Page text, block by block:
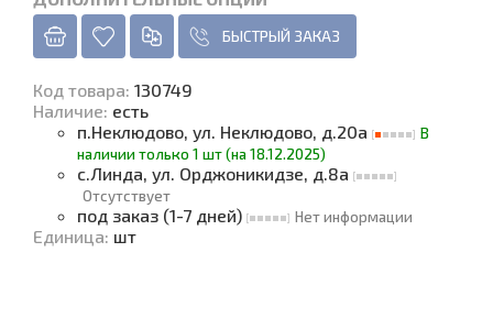
БЫСТРЫЙ ЗАКАЗ
Код товара: 130749
Наличие: есть
п.Неклюдово, ул. Неклюдово, д.20а
В
наличии только 1 шт (на 18.12.2025)
с.Линда, ул. Орджоникидзе, д.8а
Отсутствует
под заказ (1-7 дней) Нет информации
Единица: шт